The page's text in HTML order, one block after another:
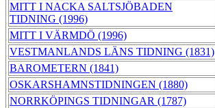
MITT I NACKA SALTSJÖBADEN
TIDNING (1996)
MITT I VÄRMDÖ (1996)
VESTMANLANDS LÄNS TIDNING (1831)
BAROMETERN (1841)
OSKARSHAMNSTIDNINGEN (1880)
NORRKÖPINGS TIDNINGAR (1787)